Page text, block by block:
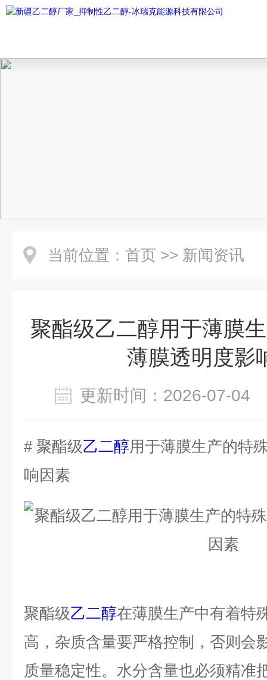
当前位置： 首页 >> 新闻资讯
聚酯级乙二醇用于薄膜
薄膜透明度影
更新时间：2026-07-
# 聚酯级乙二醇用于薄膜生产的特
响因素
聚酯级乙二醇在薄膜生产中有着特
高，杂质含量要严格控制，否则会
质量稳定性。水分含量也必须精准